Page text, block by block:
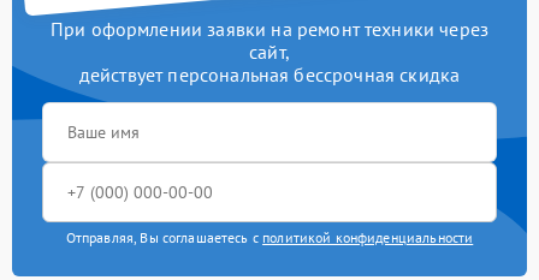
При оформлении заявки на ремонт техники через
сайт,
действует персональная бессрочная скидка
Отправляя, Вы соглашаетесь с политикой конфиденциальности